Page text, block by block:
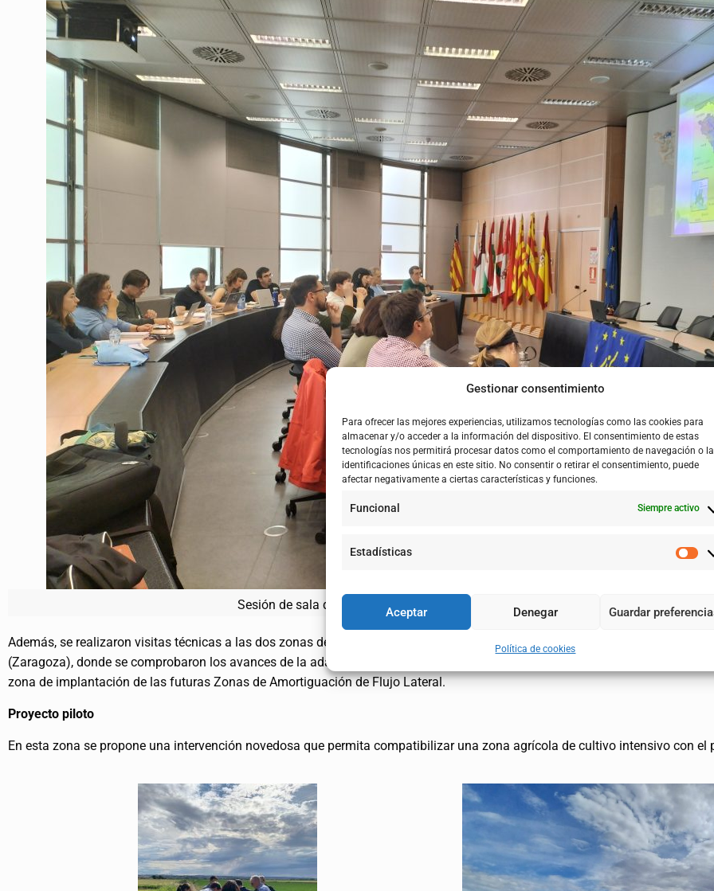
Gestionar consentimiento
Para ofrecer las mejores experiencias, utilizamos tecnologías como las cookies para
almacenar y/o acceder a la información del dispositivo. El consentimiento de estas
tecnologías nos permitirá procesar datos como el comportamiento de navegación o
identificaciones únicas en este sitio. No consentir o retirar el consentimiento, puede
afectar negativamente a ciertas características y funciones.
Funcional Siempre activo
Estadísticas
Aceptar Denegar Guardar
Política de cookies
Sesión de sala de la visita del monitor del programa LIFE de la Unión Europea
Además, se realizaron visitas técnicas a las dos zonas de intervención. La primera, la tarde del martes, 22, al tramo 2, entre
(Zaragoza), donde se comprobaron los avances de la adaptación de la infraestructura de riego de la Comunidad de
zona de implantación de las futuras Zonas de Amortiguación de Flujo Lateral.
Proyecto piloto
En esta zona se propone una intervención novedosa que permita compatibilizar una zona agrícola de cultivo intensivo con el